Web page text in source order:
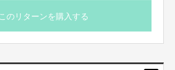
このリターンを購入する